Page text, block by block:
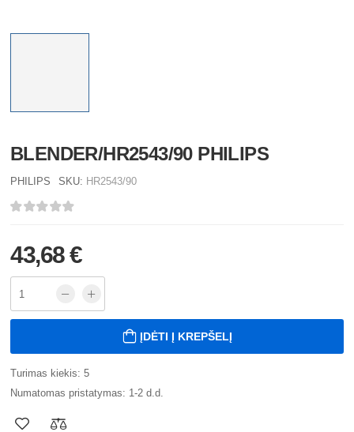
BLENDER/HR2543/90 PHILIPS
PHILIPS SKU: HR2543/90
43,68 €
ĮDĖTI Į KREPŠELĮ
Turimas kiekis: 5
Numatomas pristatymas: 1-2 d.d.